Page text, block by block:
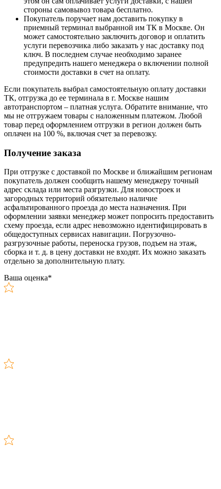
стороны самовывоз товара бесплатно.
Покупатель поручает нам доставить покупку в
приемный терминал выбранной им ТК в Москве. Он
может самостоятельно заключить договор и оплатить
услуги перевозчика либо заказать у нас доставку под
ключ. В последнем случае необходимо заранее
предупредить нашего менеджера о включении полной
стоимости доставки в счет на оплату.
Если покупатель выбрал самостоятельную оплату доставки
ТК, отгрузка до ее терминала в г. Москве нашим
автотранспортом – платная услуга. Обратите внимание, что
мы не отгружаем товары с наложенным платежом. Любой
товар перед оформлением отгрузки в регион должен быть
оплачен на 100 %, включая счет за перевозку.
Получение заказа
При отгрузке с доставкой по Москве и ближайшим регионам
покупатель должен сообщить нашему менеджеру точный
адрес склада или места разгрузки. Для новостроек и
загородных территорий обязательно наличие
асфальтированного проезда до места назначения. При
оформлении заявки менеджер может попросить предоставить
схему проезда, если адрес невозможно идентифицировать в
общедоступных сервисах навигации. Погрузочно-
разгрузочные работы, переноска грузов, подъем на этаж,
сборка и т. д. в цену доставки не входят. Их можно заказать
отдельно за дополнительную плату.
Ваша оценка*